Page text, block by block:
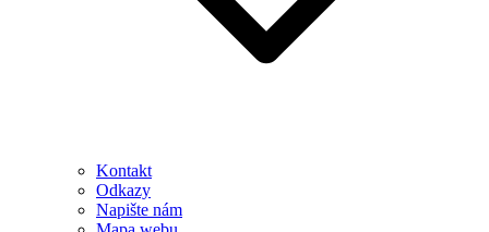
Kontakt
Odkazy
Napište nám